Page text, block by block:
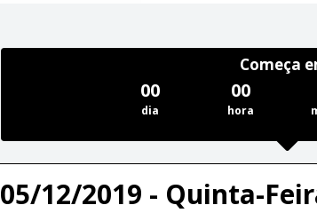
Começa
00
dia
00
hora
05/12/2019 - Quinta-